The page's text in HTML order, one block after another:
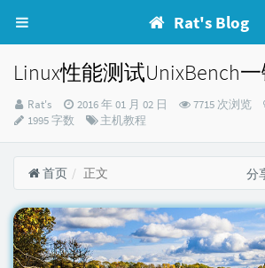
Rat's Blog
Linux性能测试UnixBench
博
主：
Rat's
发
布
2016 年 01 月 02 日 7715 次浏览
1995 字数
分
主机教程
首页 正文 分